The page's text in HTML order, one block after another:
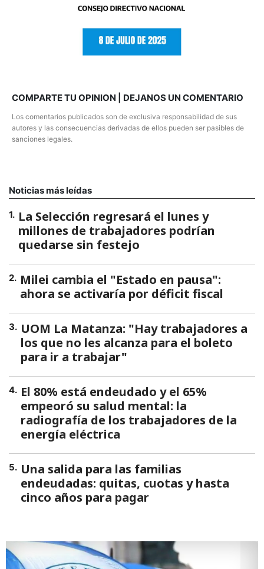
COMPARTE TU OPINION | DEJANOS UN COMENTARIO
Los comentarios publicados son de exclusiva responsabilidad de sus
autores y las consecuencias derivadas de ellos pueden ser pasibles de
sanciones legales.
Noticias más leídas
1. La Selección regresará el lunes y
millones de trabajadores podrían
quedarse sin festejo
2. Milei cambia el "Estado en pausa":
ahora se activaría por déficit fiscal
3. UOM La Matanza: "Hay trabajadores a
los que no les alcanza para el boleto
para ir a trabajar"
4. El 80% está endeudado y el 65%
empeoró su salud mental: la
radiografía de los trabajadores de la
energía eléctrica
5. Una salida para las familias
endeudadas: quitas, cuotas y hasta
cinco años para pagar